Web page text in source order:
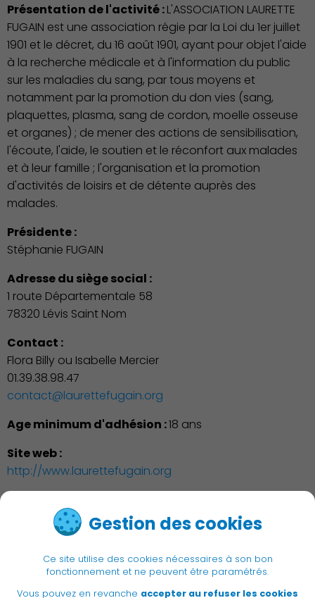
Gestion des cookies
Ce site utilise des cookies nécessaires à son bon
fonctionnement et ne peuvent être paramétrés.
Vous pouvez en revanche accepter au refuser les cookies
Présentation de l'activité :L'ASSOCIATION LAURETTE
FUGAIN est une association régie par la Loi du 1er juillet
1901 et le décret, du 16 août 1901, ayant pour objet l'aide
à la recherche médicale et à l'information du public
sur les maladies du sang, par tous moyens et
notamment par la promotion du don vies (sang,
plaquettes, plasma, sang de cordon, moelle osseuse
et organes) ; de mener des actions de sensibilisation,
l'écoute, l'aide, le soutien et le réconfort aux malades
et à leur famille ; l'organisation et la promotion
d'activités de loisirs et de détente auprès des
malades.
Présidente :
Stéphanie FUGAIN
Adresse du siège social :
1 route Départementale 58
78320 Lévis Saint Nom
Contact :
Flora Billy ou Isabelle Mercier
01.39.38.98.47
contact@laurettefugain.org
Age minimum d'adhésion :18 ans
Site web :
http://www.laurettefugain.org
-4-5